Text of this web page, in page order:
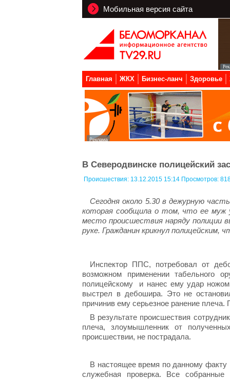
Мобильная версия сайта
Главная ЖКХ Бизнес-ланч Здоровье
В Северодвинске полицейский
Происшествия: 13.12.2015 15:14 Просмотров:
Сегодня около 5.30 в дежурную
которая сообщила о том, что ее муж
место происшествия наряду полиции
руке. Гражданин крикнул полицейским,
Инспектор ППС, потребовал от
возможном применении табельного
полицейскому и нанес ему удар
выстрел в дебошира. Это не
причинив ему серьезное ранение
В результате происшествия
плеча, злоумышленник от
происшествии, не пострадала.
В настоящее время по данному факту
служебная проверка. Все